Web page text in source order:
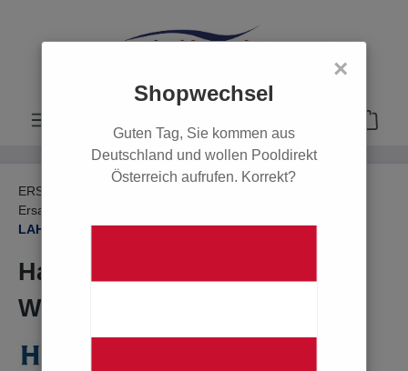
×
Shopwechsel
Guten Tag, Sie kommen aus
Deutschland und wollen Pooldirekt
Österreich aufrufen. Korrekt?
ERSATZTEILE
Ersatzteile Poolbeleuchtung
LAHME, Scheinwerfer-Einsatz Rg5
Halogen-Stiftsockellampe 65
W, 12 V